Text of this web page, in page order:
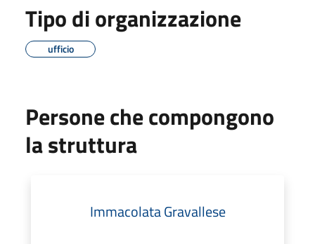
Tipo di organizzazione
ufficio
Persone che compongono
la struttura
Immacolata Gravallese